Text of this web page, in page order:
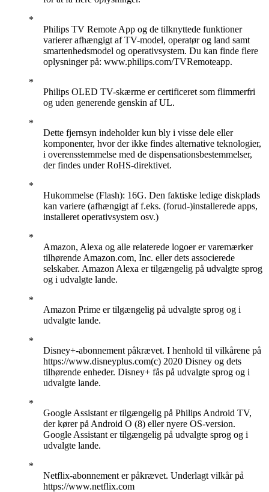
Philips TV Remote App og de tilknyttede funktioner
varierer afhængigt af TV-model, operatør og land samt
smartenhedsmodel og operativsystem. Du kan finde flere
oplysninger på: www.philips.com/TVRemoteapp.
Philips OLED TV-skærme er certificeret som flimmerfri
og uden generende genskin af UL.
Dette fjernsyn indeholder kun bly i visse dele eller
komponenter, hvor der ikke findes alternative teknologier,
i overensstemmelse med de dispensationsbestemmelser,
der findes under RoHS-direktivet.
Hukommelse (Flash): 16G. Den faktiske ledige diskplads
kan variere (afhængigt af f.eks. (forud-)installerede apps,
installeret operativsystem osv.)
Amazon, Alexa og alle relaterede logoer er varemærker
tilhørende Amazon.com, Inc. eller dets associerede
selskaber. Amazon Alexa er tilgængelig på udvalgte sprog
og i udvalgte lande.
Amazon Prime er tilgængelig på udvalgte sprog og i
udvalgte lande.
Disney+-abonnement påkrævet. I henhold til vilkårene på
https://www.disneyplus.com(c) 2020 Disney og dets
tilhørende enheder. Disney+ fås på udvalgte sprog og i
udvalgte lande.
Google Assistant er tilgængelig på Philips Android TV,
der kører på Android O (8) eller nyere OS-version.
Google Assistant er tilgængelig på udvalgte sprog og i
udvalgte lande.
Netflix-abonnement er påkrævet. Underlagt vilkår på
https://www.netflix.com